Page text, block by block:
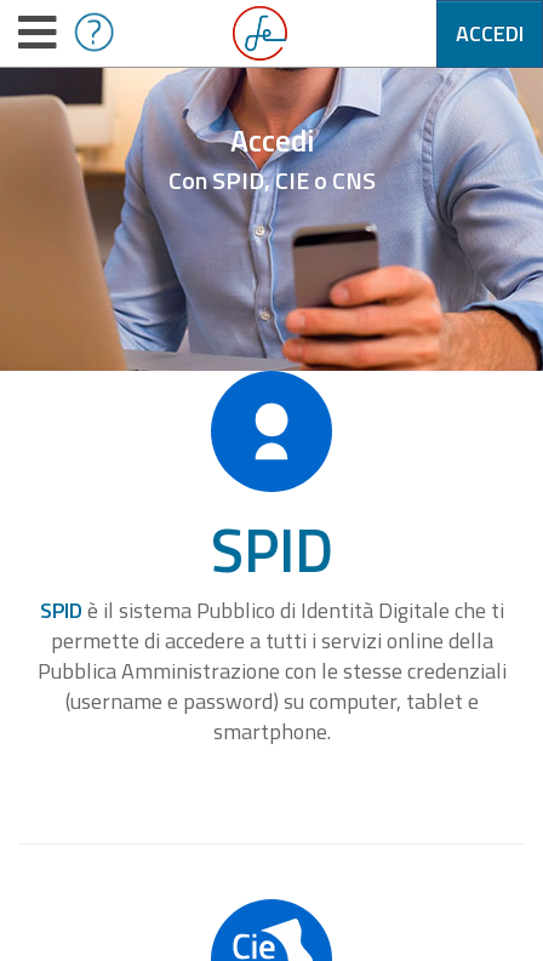
ACCEDI
Accedi
Con SPID, CIE o CNS
SPID
SPIDè il sistema Pubblico di Identità Digitale che ti
permette di accedere a tutti i servizi online della
Pubblica Amministrazione con le stesse credenziali
(username e password) su computer, tablet e
smartphone.